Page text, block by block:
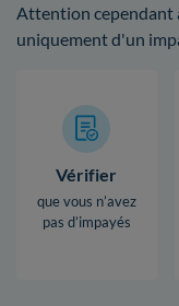
Attention cependant
uniquement d'un
Vérifier
que vous n’avez
pas d’impayés